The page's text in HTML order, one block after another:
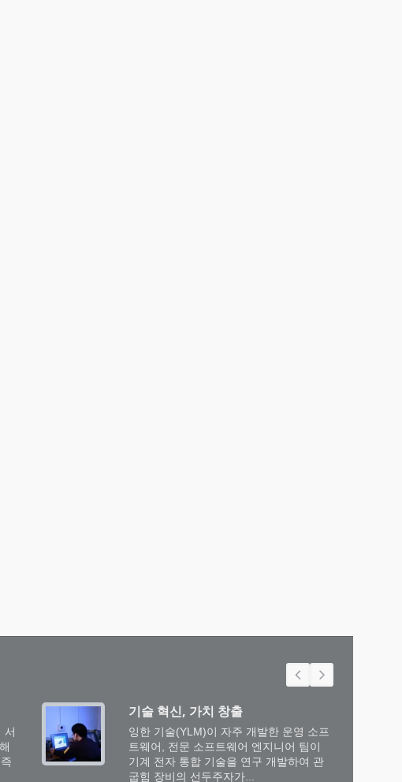
서
기술 혁신, 가치 창출
잉한 기술(YLM)이 자주 개발한 운영 소프
트웨어, 전문 소프트웨어 엔지니어 팀이
기계 전자 통합 기술을 연구 개발하여 관
굽힘 장비의 선두주자가...